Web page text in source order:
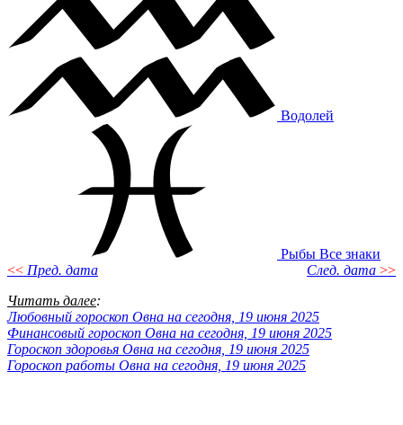
Водолей
Рыбы Все знаки
<< Пред. дата След. дата >>
Читать далее:
Любовный гороскоп Овна на сегодня, 19 июня 2025
Финансовый гороскоп Овна на сегодня, 19 июня 2025
Гороскоп здоровья Овна на сегодня, 19 июня 2025
Гороскоп работы Овна на сегодня, 19 июня 2025